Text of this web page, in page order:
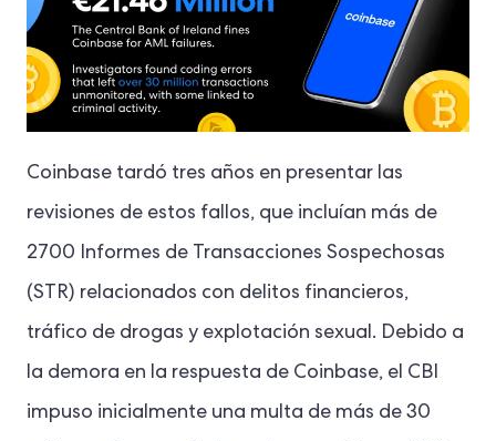
Coinbase tardó tres años en presentar las
revisiones de estos fallos, que incluían más de
2700 Informes de Transacciones Sospechosas
(STR) relacionados con delitos financieros,
tráfico de drogas y explotación sexual. Debido a
la demora en la respuesta de Coinbase, el CBI
impuso inicialmente una multa de más de 30